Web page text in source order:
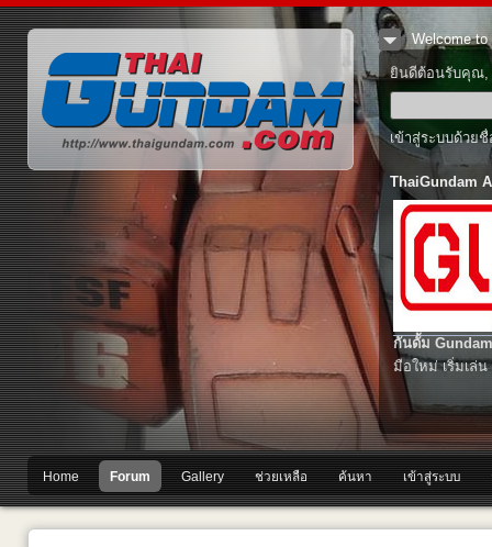
Welcome to
ยินดีต้อนรับคุณ,
เข้าสู่ระบบด้วย
ThaiGundam
กันดั้ม
มือใหม่ เริ่มเล่น
Home Forum Gallery ช่วยเหลือ ค้นหา เข้าสู่ระบบ